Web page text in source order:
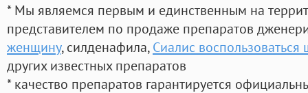
* Мы являемся первым и единственным на
представителем по продаже препаратов
женщину, силденафила, Сиалис
других известных препаратов
* качество препаратов гарантируется